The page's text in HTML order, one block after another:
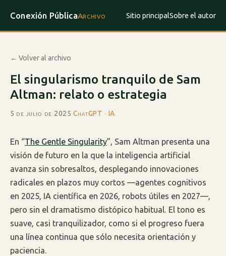
Conexión PúblicaArchivo Sitio principalSobre el autor
← Volver al archivo
El singularismo tranquilo de Sam
Altman: relato o estrategia
5 de julio de 2025·ChatGPT · IA
En “The Gentle Singularity”, Sam Altman presenta una
visión de futuro en la que la inteligencia artificial
avanza sin sobresaltos, desplegando innovaciones
radicales en plazos muy cortos —agentes cognitivos
en 2025, IA científica en 2026, robots útiles en 2027—,
pero sin el dramatismo distópico habitual. El tono es
suave, casi tranquilizador, como si el progreso fuera
una línea continua que sólo necesita orientación y
paciencia.